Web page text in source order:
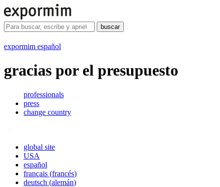
buscar
expormim español
gracias por el presupuesto
professionals
press
change country
global site
USA
español
français (francés)
deutsch (alemán)